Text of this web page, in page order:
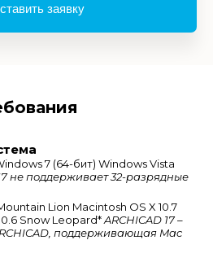
заявку
7 (64-бит) Windows Vista
не поддерживает 32-разрядные
Lion Macintosh OS X 10.7
Snow Leopard*ARCHICAD 17 –
поддерживающая Mac